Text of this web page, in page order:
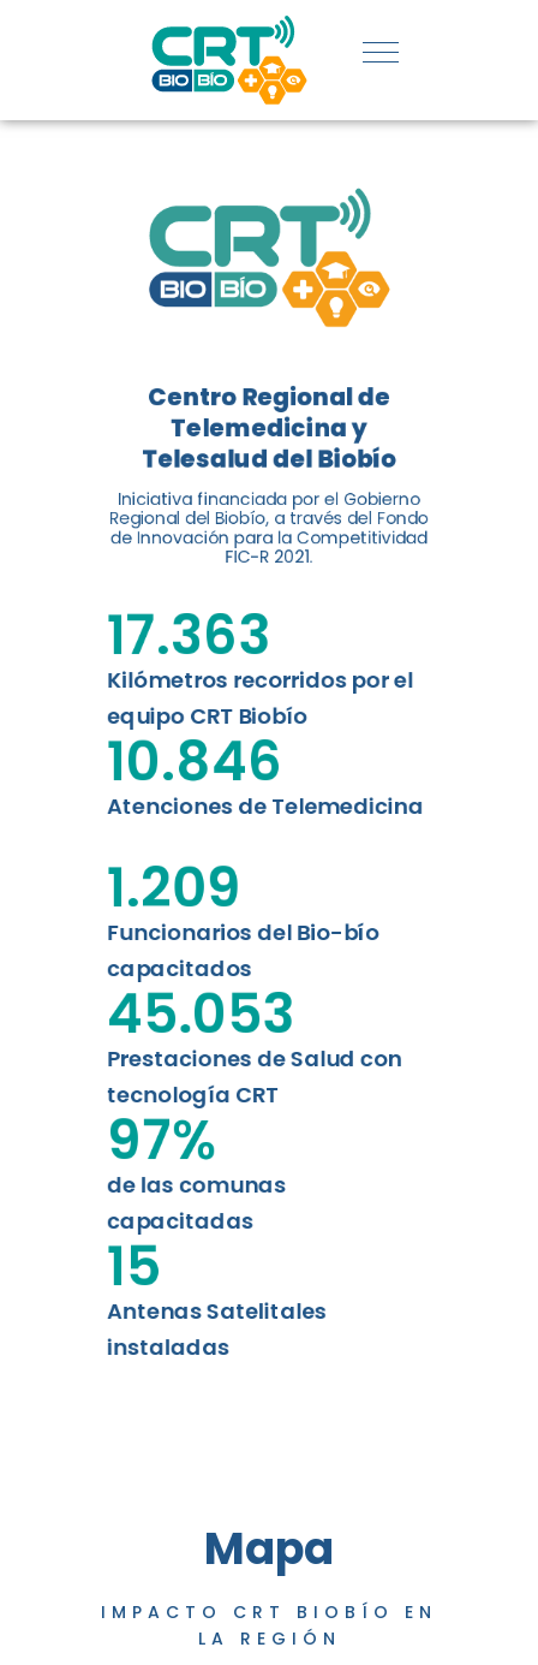
REGIÓN:
CONOCE
LOGROS
DE CRT
BIOBÍO
El Centro Regional de
Telemedicina y Telesalud del
Biobío presenta el balance de
tres años acercando la salud
digital a los habitantes...
Leer más
Centro Regional de
Telemedicina y
Telesalud del Biobío
Iniciativa financiada por el Gobierno
Regional del Biobío, a través del Fondo
de Innovación para la Competitividad
FIC-R 2021.
Kilómetros recorridos por el
equipo CRT Biobío
17.363
Atenciones de Telemedicina
10.846
Funcionarios del Bio-bío
capacitados
1.209
Prestaciones de Salud con
tecnología CRT
45.053
de las comunas
capacitadas
97%
Antenas Satelitales
instaladas
15
Mapa
IMPACTO CRT BIOBÍO EN
LA REGIÓN